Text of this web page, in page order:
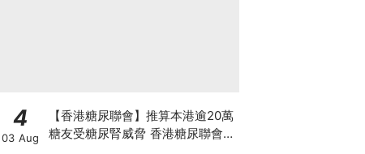
4
03 Aug
【香港糖尿聯會】推算本港逾20萬
糖友受糖尿腎威脅 香港糖尿聯會